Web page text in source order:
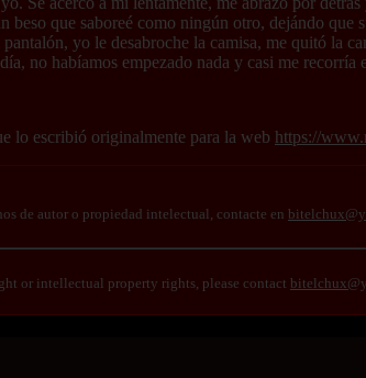
beso que saboreé como ningún otro, dejándo
yo le desabroche la camisa, me quitó la
no habíamos empezado nada y casi me
lo escribió originalmente para la web https://
de autor o propiedad intelectual, contacte en
or intellectual property rights, please contact